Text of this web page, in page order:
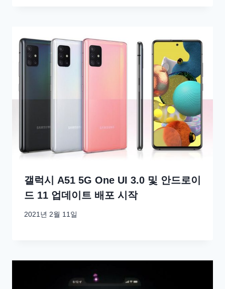
갤럭시 A51 5G One UI 3.0 및 안드로이
드 11 업데이트 배포 시작
2021년 2월 11일